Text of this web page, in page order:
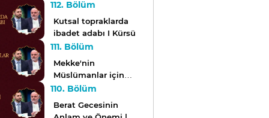
nelerdir? | Kürsü
112. Bölüm
Kutsal topraklarda
ibadet adabı I Kürsü
111. Bölüm
Mekke'nin
Müslümanlar için
önemi nedir? I Kürsü
110. Bölüm
Berat Gecesinin